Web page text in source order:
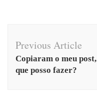
Navigation
Previous Article
Copiaram o meu post,
que posso fazer?